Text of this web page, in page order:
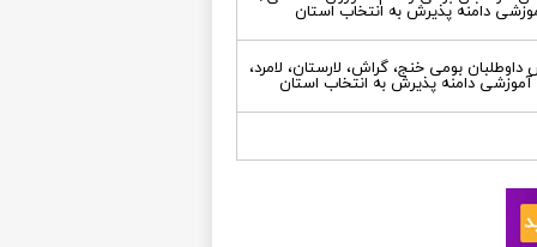
دامنه پذیرش به انتخاب استان
بومی خنج، گراش، لارستان، لامرد،
دامنه پذیرش به انتخاب استان